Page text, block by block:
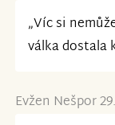
„Víc si
válka dostala
Evžen Nešpor